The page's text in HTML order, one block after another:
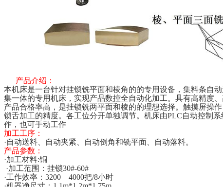
产品介绍：
本机床是一台针对挂锁铣平面和棱角的的专用设备，集料条自
集一体的专用机床，实现产品数控全自动化加工。具有高精度
产品合格率高，是挂锁铣两平面和棱的的理想选择。触摸屏操
锁舌加工的精度。各工位分开单独调节。机床由PLC自动控制
作，也可手动工作
加工工序：
·自动送料、自动夹紧、自动倒角和铣平面、自动落料。
产品参数：
·加工材料:铜
·加工范围：挂锁30#-60#
·工作效率：3200—4000把/8小时